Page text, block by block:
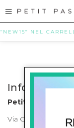
NEL
Info contatti
Petit Pasha
Via Cilea, 255